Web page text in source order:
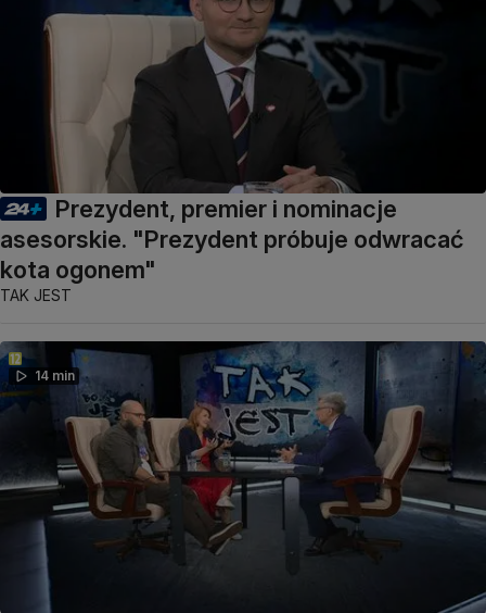
Prezydent, premier i nominacje
asesorskie. "Prezydent próbuje odwracać
kota ogonem"
TAK JEST
14 min